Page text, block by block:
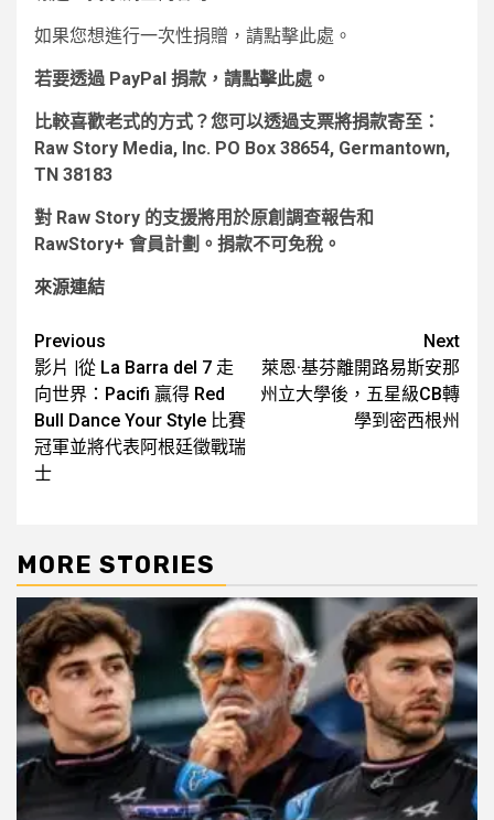
如果您想進行一次性捐贈，請點擊此處。
若要透過 PayPal 捐款，請點擊此處 。
比較喜歡老式的方式？您可以透過支票將捐款寄至：
Raw Story Media, Inc. PO Box 38654, Germantown,
TN 38183
對 Raw Story 的支援將用於原創調查報告和
RawStory+ 會員計劃。捐款不可免稅。
來源連結
Post
navigation
Previous
影片 |從 La Barra del 7 走
向世界：Pacifi 贏得 Red
Bull Dance Your Style 比賽
冠軍並將代表阿根廷徵戰瑞
士
Next
萊恩·基芬離開路易斯安那
州立大學後，五星級CB轉
學到密西根州
MORE STORIES